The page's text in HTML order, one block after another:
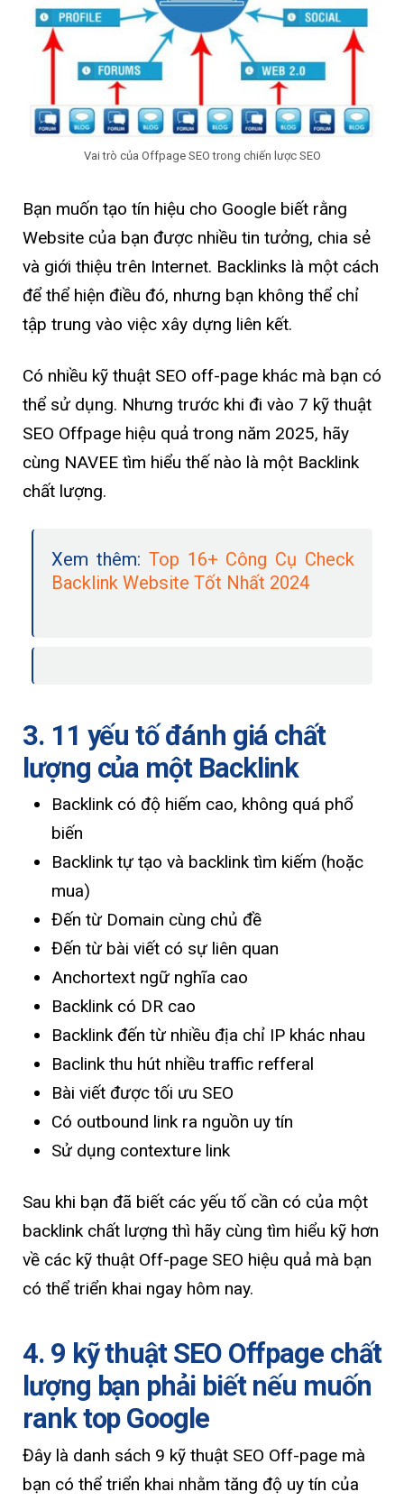
Vai trò của Offpage SEO trong chiến lược SEO
Bạn muốn tạo tín hiệu cho Google biết rằng
Website của bạn được nhiều tin tưởng, chia sẻ
và giới thiệu trên Internet. Backlinks là một cách
để thể hiện điều đó, nhưng bạn không thể chỉ
tập trung vào việc xây dựng liên kết.
Có nhiều kỹ thuật SEO off-page khác mà bạn có
thể sử dụng. Nhưng trước khi đi vào 7 kỹ thuật
SEO Offpage hiệu quả trong năm 2025, hãy
cùng NAVEE tìm hiểu thế nào là một Backlink
chất lượng.
Xem thêm: Top 16+ Công Cụ Check
Backlink Website Tốt Nhất 2024
3. 11 yếu tố đánh giá chất
lượng của một Backlink
Backlink có độ hiếm cao, không quá phổ
biến
Backlink tự tạo và backlink tìm kiếm (hoặc
mua)
Đến từ Domain cùng chủ đề
Đến từ bài viết có sự liên quan
Anchortext ngữ nghĩa cao
Backlink có DR cao
Backlink đến từ nhiều địa chỉ IP khác nhau
Baclink thu hút nhiều traffic refferal
Bài viết được tối ưu SEO
Có outbound link ra nguồn uy tín
Sử dụng contexture link
Sau khi bạn đã biết các yếu tố cần có của một
backlink chất lượng thì hãy cùng tìm hiểu kỹ hơn
về các kỹ thuật Off-page SEO hiệu quả mà bạn
có thể triển khai ngay hôm nay.
4. 9 kỹ thuật SEO Offpage chất
lượng bạn phải biết nếu muốn
rank top Google
Đây là danh sách 9 kỹ thuật SEO Off-page mà
bạn có thể triển khai nhằm tăng độ uy tín của